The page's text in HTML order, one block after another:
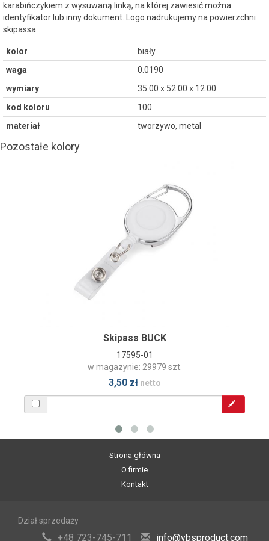
karabińczykiem z wysuwaną linką, na której zawiesić można
identyfikator lub inny dokument. Logo nadrukujemy na powierzchni
skipassa.
kolor
biały
waga
0.0190
wymiary
35.00 x 52.00 x 12.00
kod koloru
100
materiał
tworzywo, metal
Pozostałe kolory
Skipass BUCK
17595-01
w magazynie: 29979 szt.
3,50 złnetto
Strona główna
O firmie
Kontakt
Dział sprzedaży
+48 723-745-711 info@vbsproduct.com